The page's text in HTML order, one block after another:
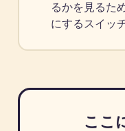
るかを見るた
にするスイッ
ここ